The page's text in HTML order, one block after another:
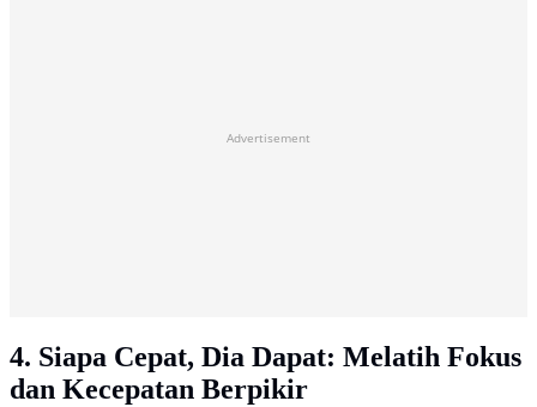
Advertisement
4. Siapa Cepat, Dia Dapat: Melatih Fokus
dan Kecepatan Berpikir